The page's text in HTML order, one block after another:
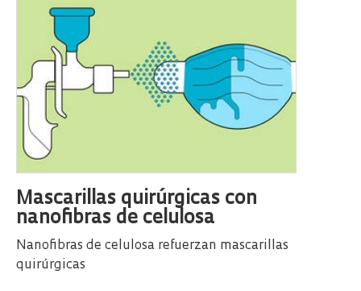
Mascarillas quirúrgicas con
nanofibras de celulosa
Nanofibras de celulosa refuerzan mascarillas
quirúrgicas